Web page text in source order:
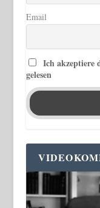
Email
Ich akzeptiere
gelesen